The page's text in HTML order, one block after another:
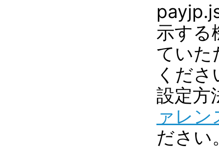
示する
ていた
くださ
設定方
ァレ
ださい